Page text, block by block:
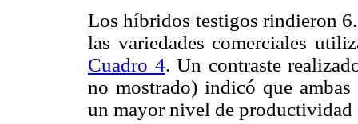
Los híbridos testigos rindieron
las variedades comerciales
Cuadro 4. Un contraste
no mostrado) indicó que
un mayor nivel de productividad